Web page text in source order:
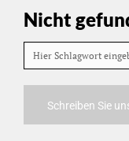
Nicht
Hier Schlagwort
Schreiben Sie